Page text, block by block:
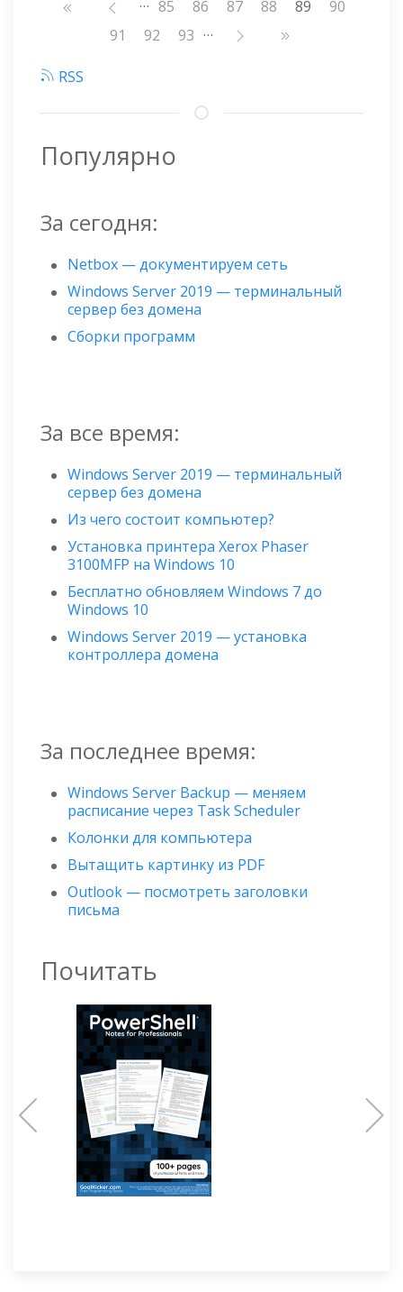
Нумерация
страниц
Страница
85 Страница
86 Страница
87 Страница
88 89 Страница
90
Страница
91 Страница
92 Страница
93 …
RSS
Популярно
За сегодня:
Netbox — документируем сеть
Windows Server 2019 — терминальный
сервер без домена
Сборки программ
За все время:
Windows Server 2019 — терминальный
сервер без домена
Из чего состоит компьютер?
Установка принтера Xerox Phaser
3100MFP на Windows 10
Бесплатно обновляем Windows 7 до
Windows 10
Windows Server 2019 — установка
контроллера домена
За последнее время:
Windows Server Backup — меняем
расписание через Task Scheduler
Колонки для компьютера
Вытащить картинку из PDF
Outlook — посмотреть заголовки
письма
Почитать